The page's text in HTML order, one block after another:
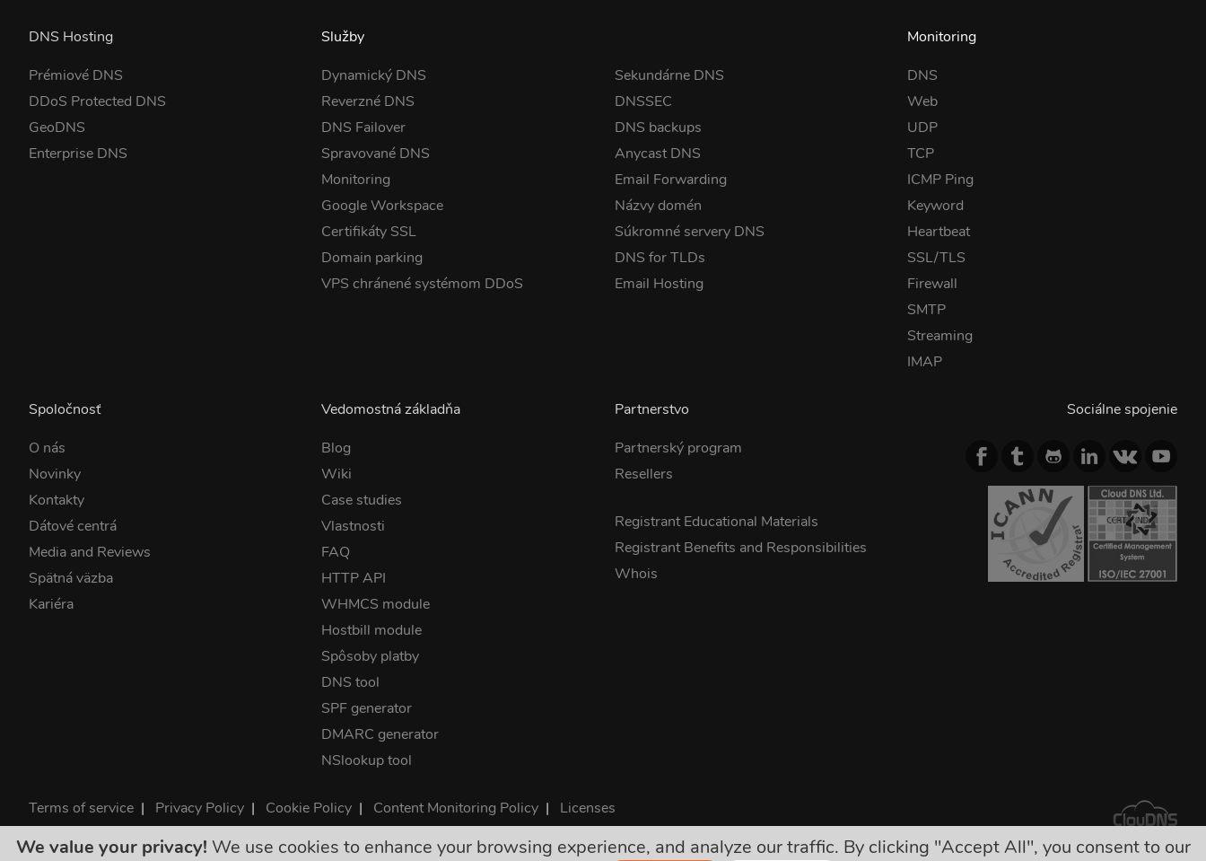
DNS Hosting
Prémiové DNS
DDoS Protected DNS
GeoDNS
Enterprise DNS
Služby
Dynamický DNS
Reverzné DNS
DNS Failover
Spravované DNS
Monitoring
Google Workspace
Certifikáty SSL
Domain parking
VPS chránené systémom DDoS
Sekundárne DNS
DNSSEC
DNS backups
Anycast DNS
Email Forwarding
Názvy domén
Súkromné servery DNS
DNS for TLDs
Email Hosting
Monitoring
DNS
Web
UDP
TCP
ICMP Ping
Keyword
Heartbeat
SSL/TLS
Firewall
SMTP
Streaming
IMAP
Spoločnosť
O nás
Novinky
Kontakty
Dátové centrá
Media and Reviews
Spätná väzba
Kariéra
Vedomostná základňa
Blog
Wiki
Case studies
Vlastnosti
FAQ
HTTP API
WHMCS module
Hostbill module
Spôsoby platby
DNS tool
SPF generator
DMARC generator
NSlookup tool
Partnerstvo
Partnerský program
Resellers
Registrant Educational Materials
Registrant Benefits and Responsibilities
Whois
Sociálne spojenie
Terms of service | Privacy Policy | Cookie Policy | Content Monitoring Policy | Licenses
©2026 ClouDNS
We value your privacy! We use cookies to enhance your browsing experience, and analyze our traffic. By clicking "Accept All", you consent to our